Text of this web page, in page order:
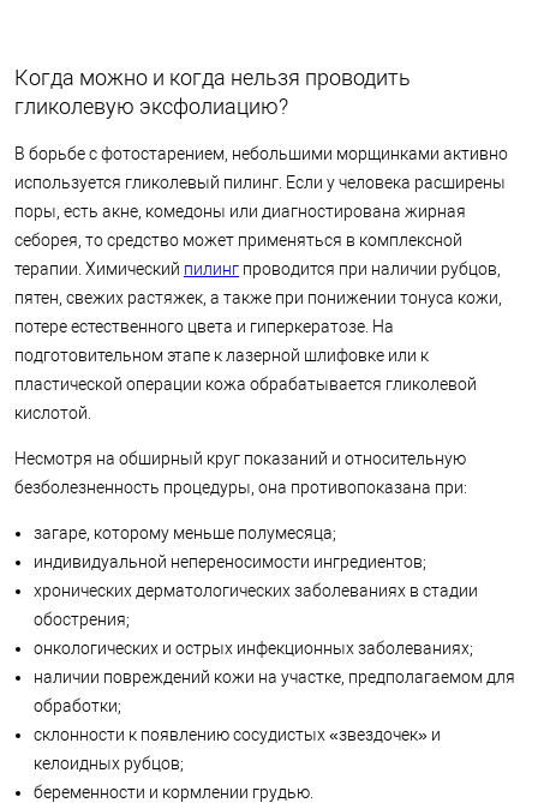
Когда можно и когда нельзя проводить
гликолевую эксфолиацию?
В борьбе с фотостарением, небольшими морщинками активно
используется гликолевый пилинг. Если у человека расширены
поры, есть акне, комедоны или диагностирована жирная
себорея, то средство может применяться в комплексной
терапии. Химический пилинг проводится при наличии рубцов,
пятен, свежих растяжек, а также при понижении тонуса кожи,
потере естественного цвета и гиперкератозе. На
подготовительном этапе к лазерной шлифовке или к
пластической операции кожа обрабатывается гликолевой
кислотой.
Несмотря на обширный круг показаний и относительную
безболезненность процедуры, она противопоказана при:
загаре, которому меньше полумесяца;
индивидуальной непереносимости ингредиентов;
хронических дерматологических заболеваниях в стадии
обострения;
онкологических и острых инфекционных заболеваниях;
наличии повреждений кожи на участке, предполагаемом для
обработки;
склонности к появлению сосудистых «звездочек» и
келоидных рубцов;
беременности и кормлении грудью.